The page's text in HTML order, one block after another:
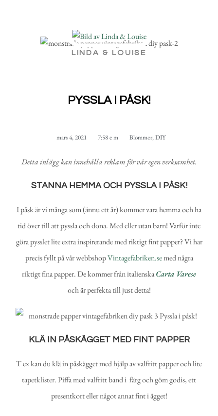
LINDA & LOUISE
PYSSLA I PÅSK!
mars 4, 2021 7:58 e m Blommor,DIY
Detta inlägg kan innehålla reklam för vår egen verksamhet.
STANNA HEMMA OCH PYSSLA I PÅSK!
I påsk är vi många som (ännu ett år) kommer vara hemma och ha
tid över till att pyssla och dona. Med eller utan barn! Varför inte
göra pysslet lite extra inspirerande med riktigt fint papper? Vi har
precis fyllt på vår webbshopVintagefabriken.semed några
riktigt fina papper. De kommer från italienskaCarta Varese
och är perfekta till just detta!
KLÄ IN PÅSKÄGGET MED FINT PAPPER
T ex kan du klä in påskägget med hjälp av valfritt papper och lite
tapetklister. Piffa med valfritt band i färg och göm godis, ett
presentkort eller något annat fint i ägget!